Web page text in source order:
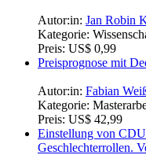
Autor:in: Jan Robin
Kategorie:
Preis: US$ 0,99
Preisprognose mit
Autor:in: Fabian
Kategorie:
Preis: US$ 42,99
Einstellung von
Geschlechterrollen.